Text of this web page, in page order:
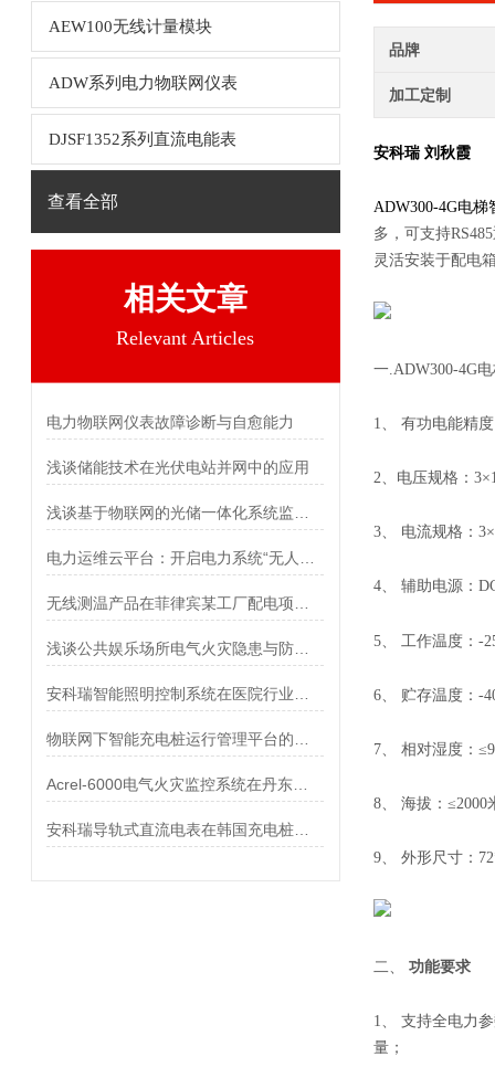
AEW100无线计量模块
ADW系列电力物联网仪表
DJSF1352系列直流电能表
查看全部
相关文章
Relevant Articles
电力物联网仪表故障诊断与自愈能力
浅谈储能技术在光伏电站并网中的应用
品牌
加工定制
安科瑞 刘秋霞
ADW300-4G电
多，可支持
灵活安装于配电
一. ADW300-4G
1、 有功电能精
2、电压规格：
3、 电流规格：
4、 辅助电源：
5、 工作温度：-
6、 贮存温度：-
7、 相对湿度：
8、 海拔：≤2000
9、 外形尺寸：
二、 功能要求
1、 支持全电力
量；